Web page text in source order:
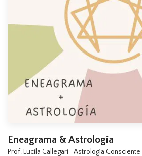
Eneagrama & Astrología
Prof. Lucila Callegari- Astrología Consciente